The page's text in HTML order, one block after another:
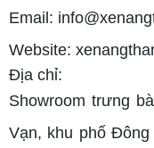
Email:
Website:
Địa chỉ:
Showroom trưng
Vạn, khu phố